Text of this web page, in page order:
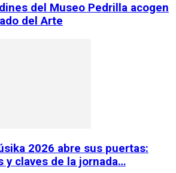
del Museo Pedrilla acogen
del Arte
2026 abre sus puertas:
y claves de la jornada…